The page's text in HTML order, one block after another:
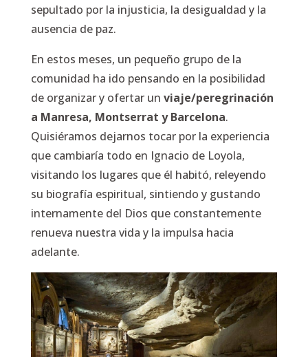
sepultado por la injusticia, la desigualdad y la
ausencia de paz.
En estos meses, un pequeño grupo de la
comunidad ha ido pensando en la posibilidad
de organizar y ofertar un viaje/peregrinación
a Manresa, Montserrat y Barcelona.
Quisiéramos dejarnos tocar por la experiencia
que cambiaría todo en Ignacio de Loyola,
visitando los lugares que él habitó, releyendo
su biografía espiritual, sintiendo y gustando
internamente del Dios que constantemente
renueva nuestra vida y la impulsa hacia
adelante.